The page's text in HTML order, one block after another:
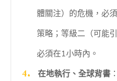
體關注）的危機，必
策略；等級二（可能
必須在1小時內。
在地執行、全球背書